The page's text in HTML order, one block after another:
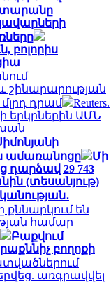
բոլորիս
շինարարության
դրամ
Reuters.
երկրներին ԱՄՆ
ամառանոցը
Մի
դարձավ 29 743
(տեսանյութ)
քննարկում են
համար
Բաքվում
բողոքի
առգրավվել